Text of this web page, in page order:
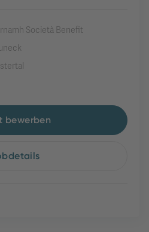
Società Benefit
bewerben